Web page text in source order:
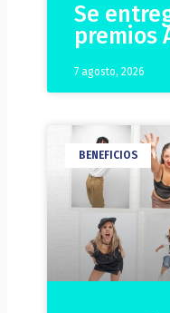
Se
premios
7 agosto, 2026
BENEFICIOS